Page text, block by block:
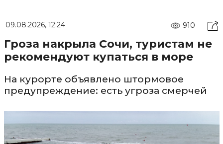
09.08.2026, 12:24 910
Гроза накрыла Сочи, туристам не
рекомендуют купаться в море
На курорте объявлено штормовое
предупреждение: есть угроза смерчей